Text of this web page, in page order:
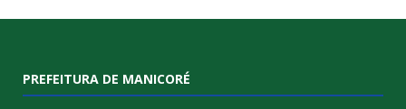
PREFEITURA DE MANICORÉ